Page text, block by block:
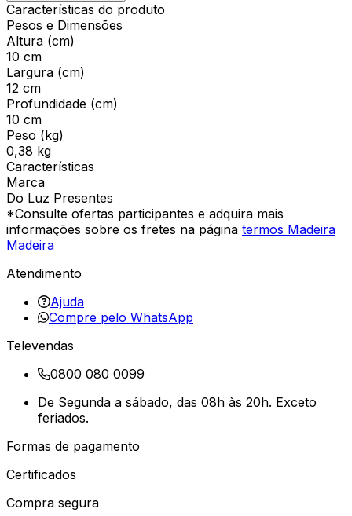
Características do produto
Pesos e Dimensões
Altura (cm)
10 cm
Largura (cm)
12 cm
Profundidade (cm)
10 cm
Peso (kg)
0,38 kg
Características
Marca
Do Luz Presentes
*Consulte ofertas participantes e adquira mais
informações sobre os fretes na página termos Madeira
Madeira
Atendimento
Ajuda
Compre pelo WhatsApp
Televendas
0800 080 0099
De Segunda a sábado, das 08h às 20h. Exceto
feriados.
Formas de pagamento
Certificados
Compra segura